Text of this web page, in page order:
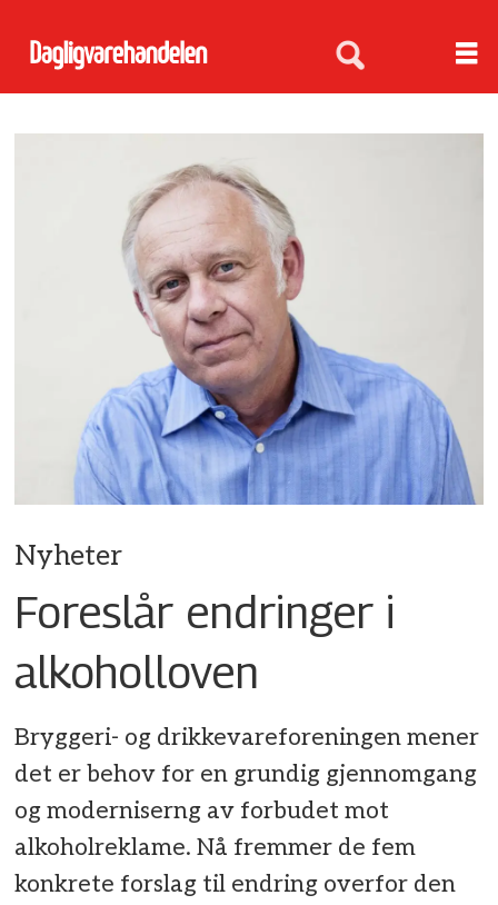
Nyheter
Foreslår endringer i
alkoholloven
Bryggeri- og drikkevareforeningen mener
det er behov for en grundig gjennomgang
og moderniserng av forbudet mot
alkoholreklame. Nå fremmer de fem
konkrete forslag til endring overfor den